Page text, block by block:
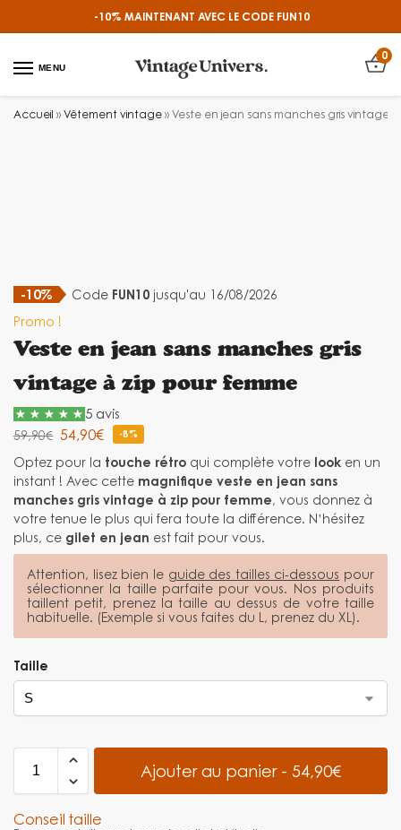
-10% MAINTENANT AVEC LE CODE FUN10
MENU
0
Accueil » Vêtement vintage » Veste en jean sans manches gris vintage
-10% Code FUN10 jusqu'au 16/08/2026
Promo !
Veste en jean sans manches gris
vintage à zip pour femme
5 avis
59,90€ 54,90€ -8%
Optez pour la touche rétro qui complète votre look en un
instant ! Avec cette magnifique veste en jean sans
manches gris vintage à zip pour femme, vous donnez à
votre tenue le plus qui fera toute la différence. N’hésitez
plus, ce gilet en jean est fait pour vous.
Attention, lisez bien le guide des tailles ci-dessous pour
sélectionner la taille parfaite pour vous. Nos produits
taillent petit, prenez la taille au dessus de votre taille
habituelle. (Exemple si vous faites du L, prenez du XL).
Taille
Ajouter au panier - 54,90€
Conseil taille